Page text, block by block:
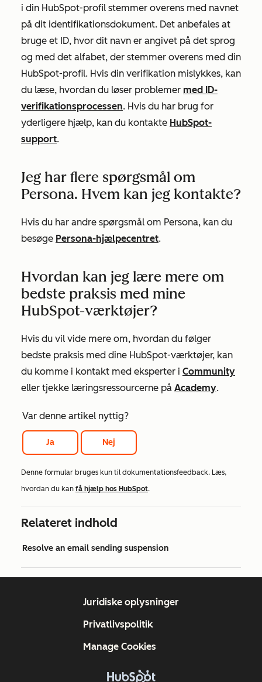
i din HubSpot-profil stemmer overens med navnet
på dit identifikationsdokument. Det anbefales at
bruge et ID, hvor dit navn er angivet på det sprog
og med det alfabet, der stemmer overens med din
HubSpot-profil. Hvis din verifikation mislykkes, kan
du læse, hvordan du løser problemer med ID-
verifikationsprocessen. Hvis du har brug for
yderligere hjælp, kan du kontakte HubSpot-
support.
Jeg har flere spørgsmål om
Persona. Hvem kan jeg kontakte?
Hvis du har andre spørgsmål om Persona, kan du
besøge Persona-hjælpecentret.
Hvordan kan jeg lære mere om
bedste praksis med mine
HubSpot-værktøjer?
Hvis du vil vide mere om, hvordan du følger
bedste praksis med dine HubSpot-værktøjer, kan
du komme i kontakt med eksperter i Community
eller tjekke læringsressourcerne på Academy.
Var denne artikel nyttig?
Ja Nej
Denne formular bruges kun til dokumentationsfeedback. Læs,
hvordan du kan få hjælp hos HubSpot.
Relateret indhold
Resolve an email sending suspension
Juridiske oplysninger
Privatlivspolitik
Manage Cookies